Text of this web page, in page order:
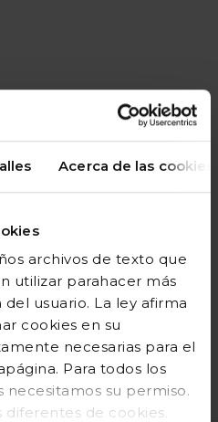
Acerca de las cookies
archivos de texto que
utilizar parahacer más
usuario. La ley afirma
cookies en su
necesarias para el
Para todos los
necesitamos su permiso.
diferentes de cookies.
a la cesta